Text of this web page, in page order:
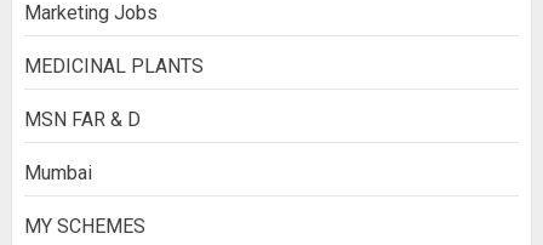
Marketing Jobs
MEDICINAL PLANTS
MSN FAR & D
Mumbai
MY SCHEMES